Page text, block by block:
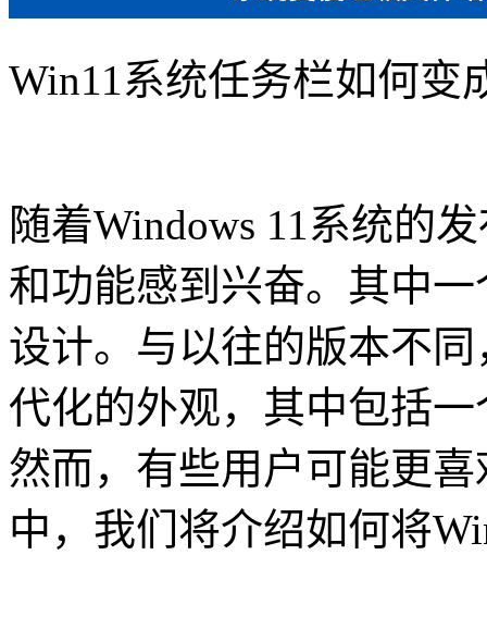
Win11系统任务栏如何变
随着Windows 11系统的
和功能感到兴奋。其中
设计。与以往的版本不
代化的外观，其中包括
然而，有些用户可能更
中，我们将介绍如何将